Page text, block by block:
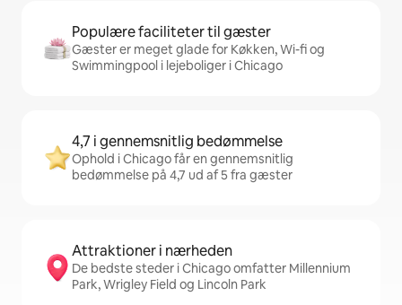
Populære faciliteter til gæster
Gæster er meget glade for Køkken, Wi-fi og
Swimmingpool i lejeboliger i Chicago
4,7 i gennemsnitlig bedømmelse
Ophold i Chicago får en gennemsnitlig
bedømmelse på 4,7 ud af 5 fra gæster
Attraktioner i nærheden
De bedste steder i Chicago omfatter Millennium
Park, Wrigley Field og Lincoln Park